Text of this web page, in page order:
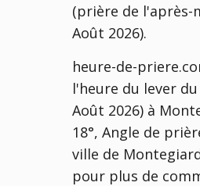
(prière de l'après-
Août 2026).
heure-de-
l'heure du lever
Août 2026) à
18°, Angle de
ville de
pour plus de